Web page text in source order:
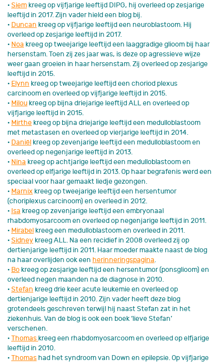
•Siem kreeg op vijfjarige leeftijd DIPG, hij overleed op zesjarige
leeftijd in 2017. Zijn vader hield een blog bij.
• Duncan kreeg op vijfjarige leeftijd een neuroblastoom. Hij
overleed op zesjarige leeftijd in 2017.
• Noa kreeg op tweejarige leeftijd een laaggradige glioom bij haar
hersenstam. Toen zij zes jaar was, is deze op agressieve wijze
weer gaan groeien in haar hersenstam. Zij overleed op zesjarige
leeftijd in 2015.
• Elynn kreeg op tweejarige leeftijd een choriod plexus
carcinoom en overleed op vijfjarige leeftijd in 2015.
• Milou kreeg op bijna driejarige leeftijd ALL en overleed op
vijfjarige leeftijd in 2015.
• Mirthe kreeg op bijna driejarige leeftijd een medulloblastoom
met metastasen en overleed op vierjarige leeftijd in 2014.
• Daniël kreeg op zevenjarige leeftijd een medulloblastoom en
overleed op negenjarige leeftijd in 2013.
• Nina kreeg op achtjarige leeftijd een medulloblastoom en
overleed op elfjarige leeftijd in 2013. Op haar begrafenis werd een
speciaal voor haar gemaakt liedje gezongen.
• Marnix kreeg op tweejarige leeftijd een hersentumor
(choriplexus carcinoom) en overleed in 2012.
• Isa kreeg op zevenjarige leeftijd een embryonaal
rhabdomyosarcoom en overleed op negenjarige leeftijd in 2011.
• Mirabel kreeg een medulloblastoom en overleed in 2011.
•Sidney kreeg ALL. Na een recidief in 2008 overleed zij op
dertienjarige leeftijd in 2011. Haar moeder maakte naast de blog
na haar overlijden ook een herinneringspagina.
• Bo kreeg op zesjarige leeftijd een hersentumor (ponsglioom) en
overleed negen maanden na de diagnose in 2010.
•Stefan kreeg drie keer acute leukemie en overleed op
dertienjarige leeftijd in 2010. Zijn vader heeft deze blog
grotendeels geschreven terwijl hij naast Stefan zat in het
ziekenhuis. Van de blog is ook een boek ‘lieve Stefan’
verschenen.
•Thomas kreeg een rhabdomyosarcoom en overleed op elfjarige
leeftijd in 2010.
•Thomas had het syndroom van Down en epilepsie. Op vijfjarige